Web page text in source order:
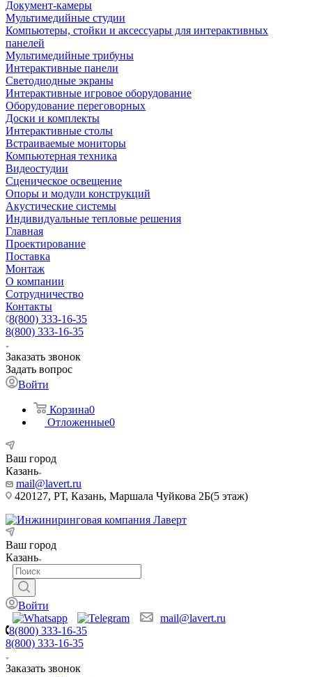
Документ-камеры
Мультимедийные студии
Компьютеры, стойки и аксессуары для интерактивных
панелей
Мультимедийные трибуны
Интерактивные панели
Светодиодные экраны
Интерактивные игровое оборудование
Оборудование переговорных
Доски и комплекты
Интерактивные столы
Встраиваемые мониторы
Компьютерная техника
Видеостудии
Cценическое освещение
Опоры и модули конструкций
Акустические системы
Индивидуальные тепловые решения
Главная
Проектирование
Поставка
Монтаж
О компании
Сотрудничество
Контакты
8(800) 333-16-35
8(800) 333-16-35
Заказать звонок
Задать вопрос
Войти
Корзина0
Отложенные0
Ваш город
Казань
mail@lavert.ru
420127, РТ, Казань, Маршала Чуйкова 2Б(5 этаж)
Ваш город
Казань
Войти
mail@lavert.ru
8(800) 333-16-35
8(800) 333-16-35
Заказать звонок